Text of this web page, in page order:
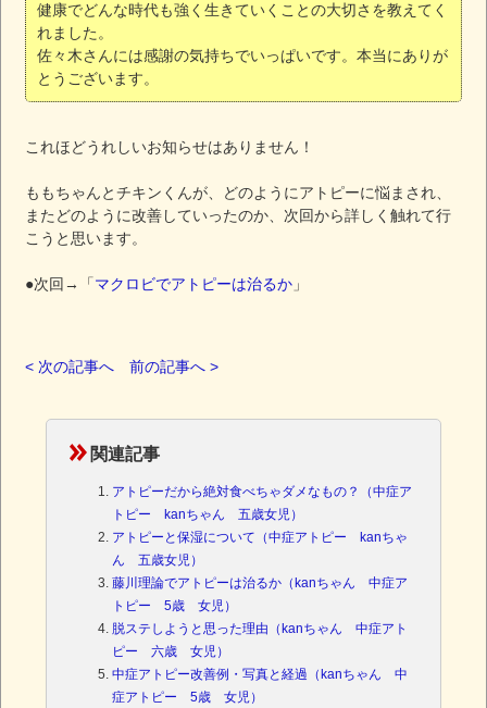
健康でどんな時代も強く生きていくことの大切さを教えてく
れました。
佐々木さんには感謝の気持ちでいっぱいです。本当にありが
とうございます。
これほどうれしいお知らせはありません！
ももちゃんとチキンくんが、どのようにアトピーに悩まされ、
またどのように改善していったのか、次回から詳しく触れて行
こうと思います。
●次回→「マクロビでアトピーは治るか 」
< 次の記事へ 前の記事へ >
関連記事
アトピーだから絶対食べちゃダメなもの？（中症ア
トピー kanちゃん 五歳女児）
アトピーと保湿について（中症アトピー kanちゃ
ん 五歳女児）
藤川理論でアトピーは治るか（kanちゃん 中症ア
トピー 5歳 女児）
脱ステしようと思った理由（kanちゃん 中症アト
ピー 六歳 女児）
中症アトピー改善例・写真と経過（kanちゃん 中
症アトピー 5歳 女児）